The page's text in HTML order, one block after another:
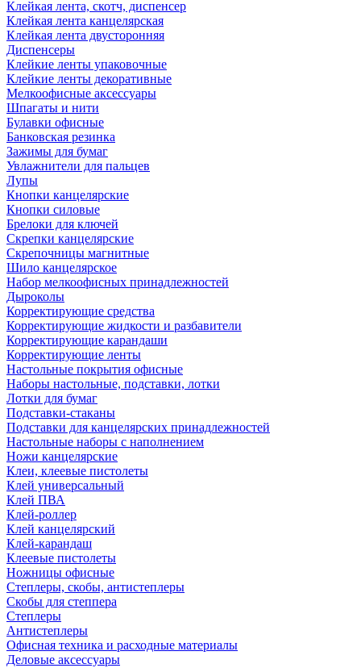
Клейкая лента, скотч, диспенсер
Клейкая лента канцелярская
Клейкая лента двусторонняя
Диспенсеры
Клейкие ленты упаковочные
Клейкие ленты декоративные
Мелкоофисные аксессуары
Шпагаты и нити
Булавки офисные
Банковская резинка
Зажимы для бумаг
Увлажнители для пальцев
Лупы
Кнопки канцелярские
Кнопки силовые
Брелоки для ключей
Скрепки канцелярские
Скрепочницы магнитные
Шило канцелярское
Набор мелкоофисных принадлежностей
Дыроколы
Корректирующие средства
Корректирующие жидкости и разбавители
Корректирующие карандаши
Корректирующие ленты
Настольные покрытия офисные
Наборы настольные, подставки, лотки
Лотки для бумаг
Подставки-стаканы
Подставки для канцелярских принадлежностей
Настольные наборы с наполнением
Ножи канцелярские
Клеи, клеевые пистолеты
Клей универсальный
Клей ПВА
Клей-роллер
Клей канцелярский
Клей-карандаш
Клеевые пистолеты
Ножницы офисные
Степлеры, скобы, антистеплеры
Скобы для степпера
Степлеры
Антистеплеры
Офисная техника и расходные материалы
Деловые аксессуары